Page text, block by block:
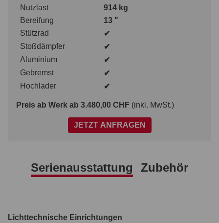
Nutzlast
914 kg
Bereifung
13 "
Stützrad
✔
Stoßdämpfer
✔
Aluminium
✔
Gebremst
✔
Hochlader
✔
Preis ab Werk ab 3.480,00 CHF (inkl. MwSt.)
JETZT ANFRAGEN
Serienausstattung Zubehör
Lichttechnische Einrichtungen